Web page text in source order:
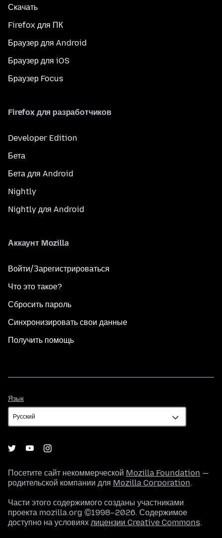
Скачать
Firefox для ПК
Браузер для Android
Браузер для iOS
Браузер Focus
Firefox для разработчиков
Developer Edition
Бета
Бета для Android
Nightly
Nightly для Android
Аккаунт Mozilla
Войти/Зарегистрироваться
Что это такое?
Сбросить пароль
Синхронизировать свои данные
Получить помощь
Язык
Посетите сайт некоммерческой Mozilla Foundation —
родительской компании для Mozilla Corporation.
Части этого содержимого созданы участниками
проекта mozilla.org ©1998–2026. Содержимое
доступно на условиях лицензии Creative Commons.